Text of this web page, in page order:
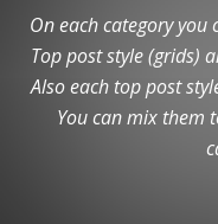
On each category you
Top post style (grids)
Also each top post
You can mix them